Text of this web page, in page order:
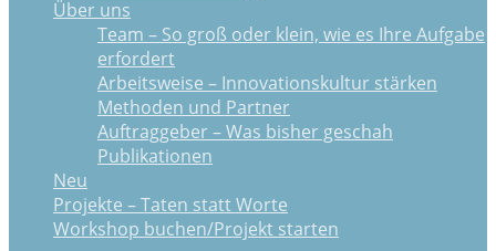
Über uns
Team – So groß oder klein, wie es Ihre Aufgabe
erfordert
Arbeitsweise – Innovationskultur stärken
Methoden und Partner
Auftraggeber – Was bisher geschah
Publikationen
Neu
Projekte – Taten statt Worte
Workshop buchen/Projekt starten